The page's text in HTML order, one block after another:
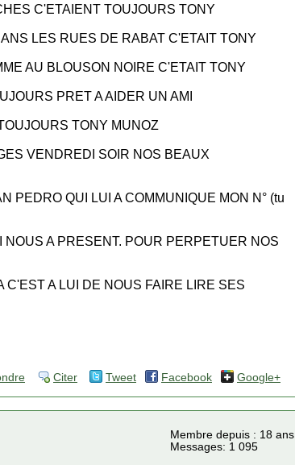
C'ETAIENT TOUJOURS TONY
LES RUES DE RABAT C'ETAIT TONY
AU BLOUSON NOIRE C'ETAIT TONY
PRET A AIDER UN AMI
TONY MUNOZ
VENDREDI SOIR NOS BEAUX
PEDRO QUI LUI A COMMUNIQUE MON N° (tu
A PRESENT. POUR PERPETUER NOS
A LUI DE NOUS FAIRE LIRE SES
Citer Tweet Facebook Google+
Membre depuis : 18 ans
Messages: 1 095